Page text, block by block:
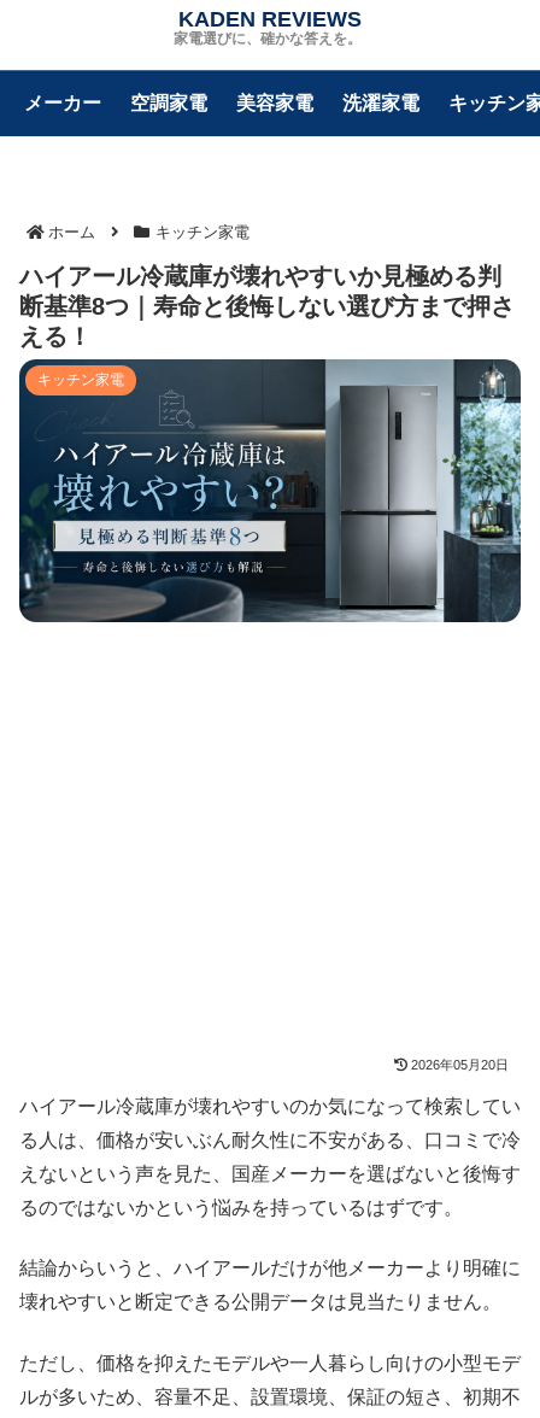
家電選びに、確かな答えを。
KADEN REVIEWS
メーカー 空調家電 美容家電 洗濯家電 キッチン
ホーム キッチン家電
ハイアール冷蔵庫が壊れやすいか見極める判
断基準8つ｜寿命と後悔しない選び方まで押さ
える！
キッチン家電
2026年05月20日
ハイアール冷蔵庫が壊れやすいのか気になって検索してい
る人は、価格が安いぶん耐久性に不安がある、口コミで冷
えないという声を見た、国産メーカーを選ばないと後悔す
るのではないかという悩みを持っているはずです。
結論からいうと、ハイアールだけが他メーカーより明確に
壊れやすいと断定できる公開データは見当たりません。
ただし、価格を抑えたモデルや一人暮らし向けの小型モデ
ルが多いため、容量不足、設置環境、保証の短さ、初期不